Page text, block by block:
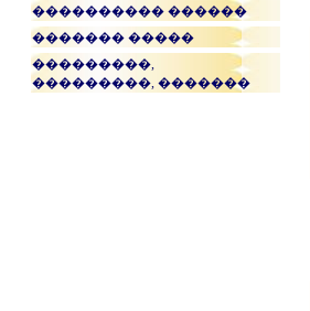
���������� ������
������� �����
���������,
���������, �������